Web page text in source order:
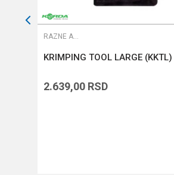
RAZNE ALATKE
KRIMPING TOOL LARGE (KKTL)
2.639,00 RSD